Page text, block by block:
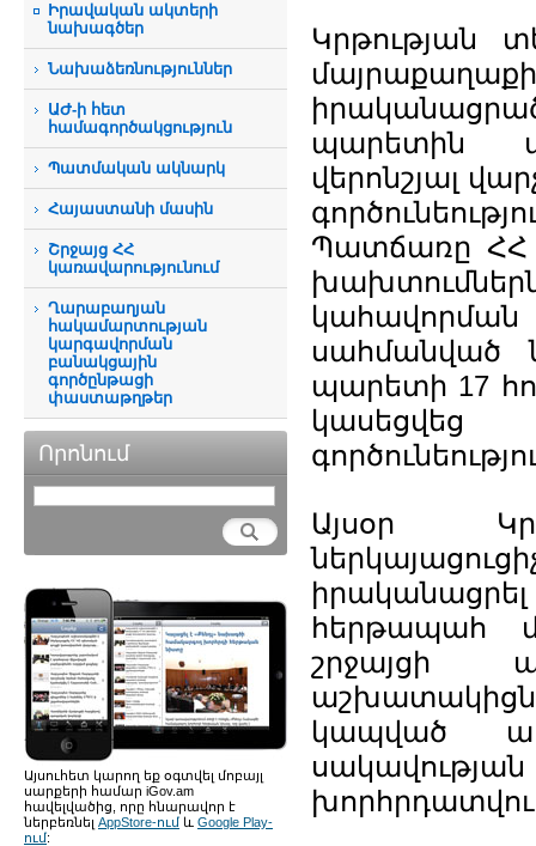
Իրավական ակտերի
նախագծեր
Նախաձեռնություններ
ԱԺ-ի հետ
համագործակցություն
Պատմական ակնարկ
Հայաստանի մասին
Շրջայց ՀՀ
կառավարությունում
Ղարաբաղյան
հակամարտության
կարգավորման
բանակցային
գործընթացի
փաստաթղթեր
Որոնում
Այսուհետ կարող եք օգտվել մոբայլ
սարքերի համար iGov.am
հավելվածից, որը հնարավոր է
ներբեռնել AppStore-ում և Google Play-
ում:
Կրթության
պարետին
վերոնշյալ
Պատճառը ՀՀ
սահմանված
պարետի 17
Այսօր
հերթապահ
շրջայցի
կապված